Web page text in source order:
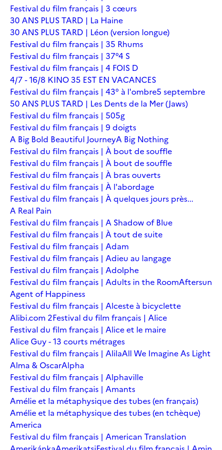
Festival du film français | 3 cœurs
30 ANS PLUS TARD | La Haine
30 ANS PLUS TARD | Léon (version longue)
Festival du film français | 35 Rhums
Festival du film français | 37°4 S
Festival du film français | 4 FOIS D
4/7 - 16/8 KINO 35 EST EN VACANCES
Festival du film français | 43° à l'ombre5 septembre
50 ANS PLUS TARD | Les Dents de la Mer (Jaws)
Festival du film français | 505g
Festival du film français | 9 doigts
A Big Bold Beautiful JourneyA Big Nothing
Festival du film français | À bout de souffle
Festival du film français | À bout de souffle
Festival du film français | À bras ouverts
Festival du film français | À l'abordage
Festival du film français | À quelques jours près...
A Real Pain
Festival du film français | A Shadow of Blue
Festival du film français | À tout de suite
Festival du film français | Adam
Festival du film français | Adieu au langage
Festival du film français | Adolphe
Festival du film français | Adults in the RoomAftersun
Agent of Happiness
Festival du film français | Alceste à bicyclette
Alibi.com 2Festival du film français | Alice
Festival du film français | Alice et le maire
Alice Guy - 13 courts métrages
Festival du film français | AlilaAll We Imagine As Light
Alma & OscarAlpha
Festival du film français | Alphaville
Festival du film français | Amants
Amélie et la métaphysique des tubes (en français)
Amélie et la métaphysique des tubes (en tchèque)
America
Festival du film français | American Translation